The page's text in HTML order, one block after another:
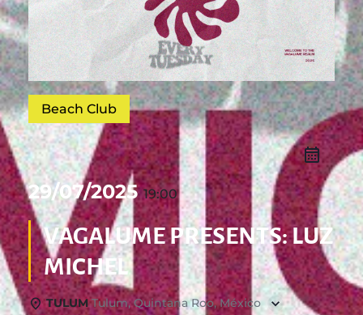
Beach Club
29/07/202519:00
VAGALUME PRESENTS: LUZ
MICHEL
TULUM Tulum, Quintana Roo, México